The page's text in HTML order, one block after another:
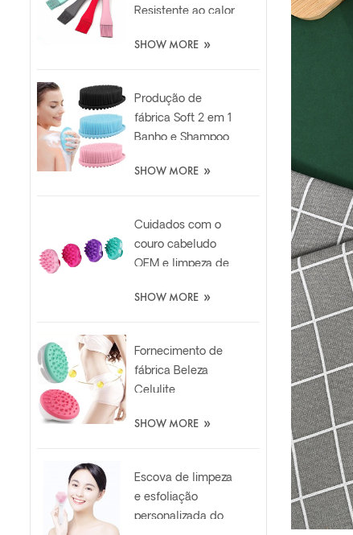
Resistente ao calor
Silicone Oil Spatula
SHOW MORE »
Produção de
fábrica Soft 2 em 1
Banho e Shampoo
purificador
SHOW MORE »
Cuidados com o
couro cabeludo
OEM e limpeza de
Shampoo Escova
SHOW MORE »
Fornecimento de
fábrica Beleza
Celulite
Relaxante
SHOW MORE »
Escova de limpeza
e esfoliação
personalizada do